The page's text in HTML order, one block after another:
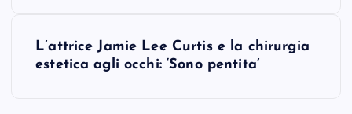
L’attrice Jamie Lee Curtis e la chirurgia
estetica agli occhi: ‘Sono pentita’